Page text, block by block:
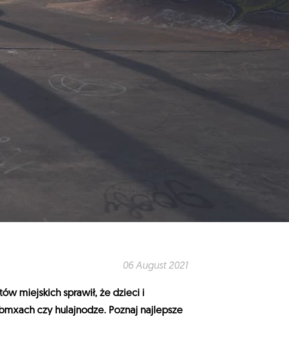
06 August 2021
miejskich sprawił, że dzieci i
czy hulajnodze. Poznaj najlepsze